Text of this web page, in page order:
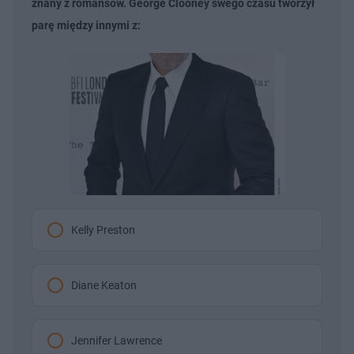
znany z romansów. George Clooney swego czasu tworzył
parę między innymi z:
Kelly Preston
Diane Keaton
Jennifer Lawrence